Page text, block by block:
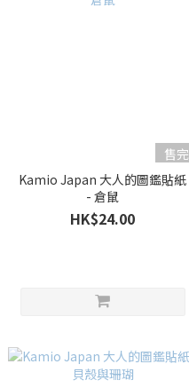
售完
Kamio Japan 大人的圖鑑貼紙
- 倉鼠
HK$24.00